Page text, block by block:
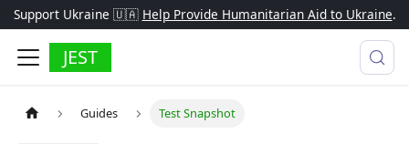
Support Ukraine 🇺🇦 Help Provide Humanitarian Aid to Ukraine.
JEST
Guides Test Snapshot